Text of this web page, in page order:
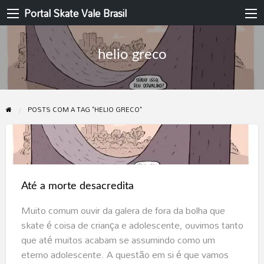
Portal Skate Vale Brasil
helio greco
POSTS COM A TAG "HELIO GRECO"
Até
morte
desacredita
Até a morte desacredita
Muito comum ouvir da galera de fora da bolha que
skate é coisa de criança e adolescente, ouvimos tanto
que até muitos acabam se assumindo como um
eterno adolescente. A questão em si é que vamos